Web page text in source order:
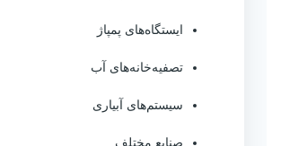
ایستگاه‌های پمپاژ
تصفیه‌خانه‌های آب
سیستم‌های آبیاری
صنایع مختلف